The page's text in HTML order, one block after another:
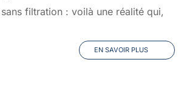
filtration : voilà une réalité qui,
EN SAVOIR PLUS